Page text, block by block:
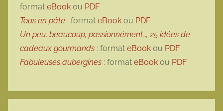
format eBook ou PDF
Tous en pâte : format eBook ou PDF
Un peu, beaucoup, passionnément…, 25 idées de
cadeaux gourmands : format eBook ou PDF
Fabuleuses aubergines : format eBook ou PDF